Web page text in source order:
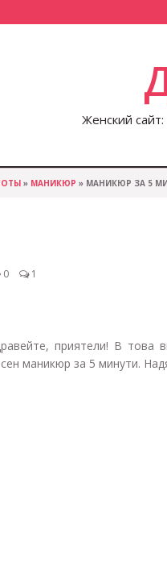
Женский
» МАНИКЮР » МАНИКЮР ЗА 5
0 1
приятели! В
маникюр за 5 минути.